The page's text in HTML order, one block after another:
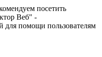
посетить
Веб" -
для помощи пользователям